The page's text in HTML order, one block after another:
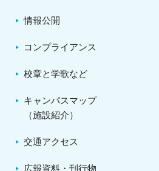
情報公開
コンプライアンス
校章と学歌など
キャンパスマップ
（施設紹介）
交通アクセス
広報資料・刊行物